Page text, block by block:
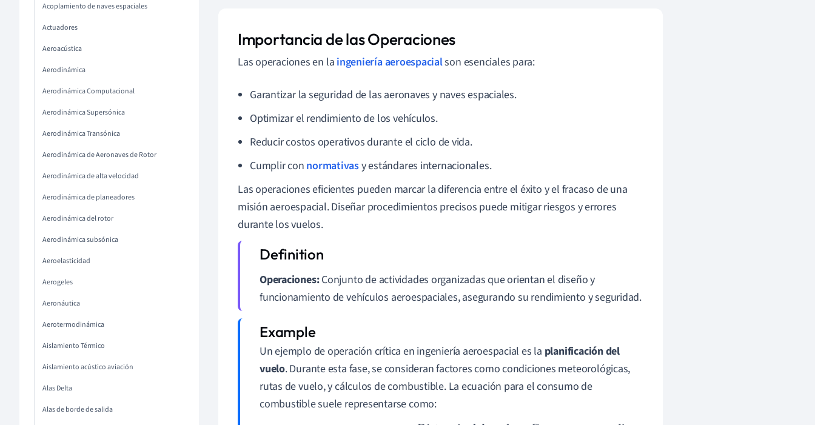
Acoplamiento de naves espaciales
Actuadores
Aeroacústica
Aerodinámica
Aerodinámica Computacional
Aerodinámica Supersónica
Aerodinámica Transónica
Aerodinámica de Aeronaves de Rotor
Aerodinámica de alta velocidad
Aerodinámica de planeadores
Aerodinámica del rotor
Aerodinámica subsónica
Aeroelasticidad
Aerogeles
Aeronáutica
Aerotermodinámica
Aislamiento Térmico
Aislamiento acústico aviación
Alas Delta
Alas de borde de salida
Importancia de las Operaciones
Las operaciones en la ingeniería aeroespacialson esenciales para:
Garantizar la seguridad de las aeronaves y naves espaciales.
Optimizar el rendimiento de los vehículos.
Reducir costos operativos durante el ciclo de vida.
Cumplir con normativasy estándares internacionales.
Las operaciones eficientes pueden marcar la diferencia entre el éxito y el fracaso de una
misión aeroespacial. Diseñar procedimientos precisos puede mitigar riesgos y errores
durante los vuelos.
Operaciones:Conjunto de actividades organizadas que orientan el diseño y
funcionamiento de vehículos aeroespaciales, asegurando su rendimiento y seguridad.
Un ejemplo de operación crítica en ingeniería aeroespacial es la planificación del
vuelo. Durante esta fase, se consideran factores como condiciones meteorológicas,
rutas de vuelo, y cálculos de combustible. La ecuación para el consumo de
combustible suele representarse como: